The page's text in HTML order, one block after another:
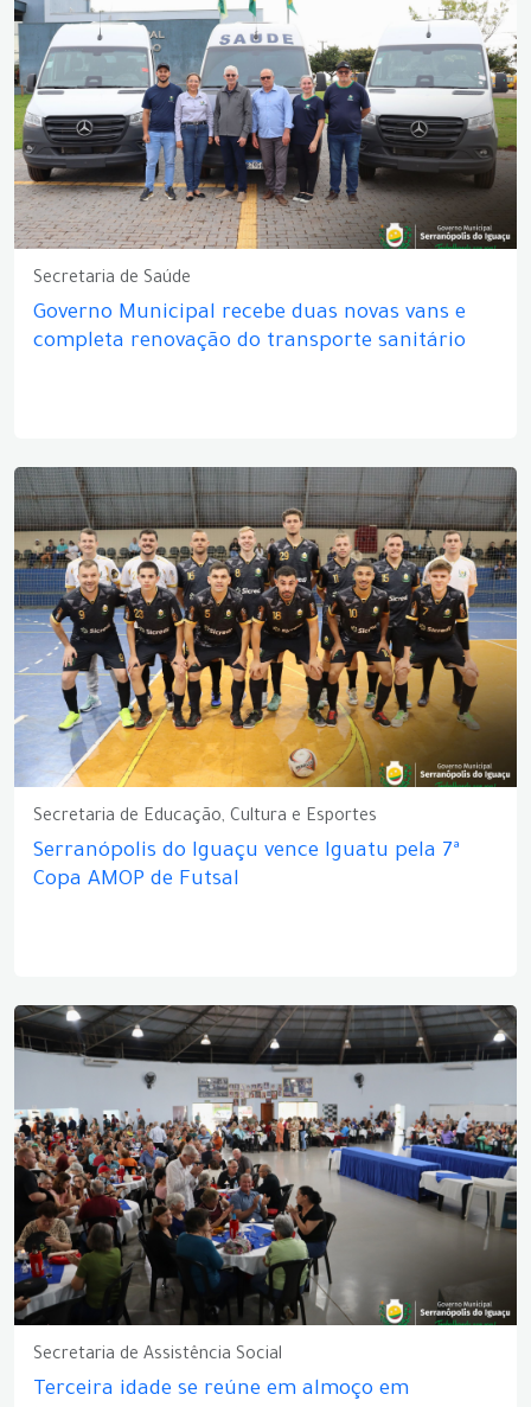
Secretaria de Saúde
Governo Municipal recebe duas novas vans e
completa renovação do transporte sanitário
Secretaria de Educação, Cultura e Esportes
Serranópolis do Iguaçu vence Iguatu pela 7ª
Copa AMOP de Futsal
Secretaria de Assistência Social
Terceira idade se reúne em almoço em